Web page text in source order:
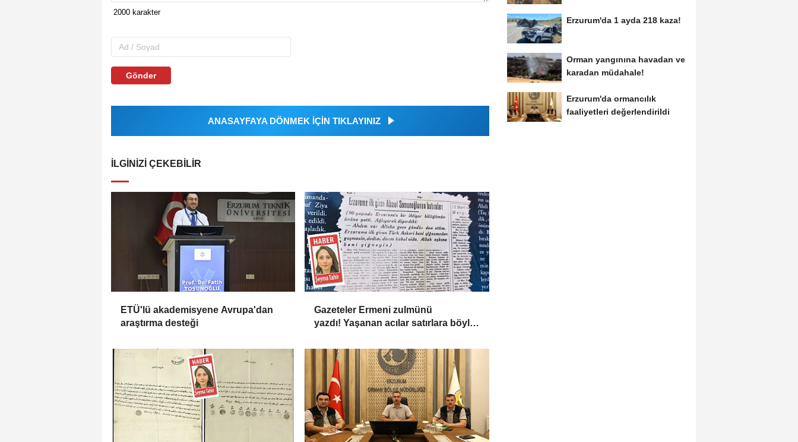
Gönder
ANASAYFAYA DÖNMEK İÇİN TIKLAYINIZ
İLGINIZI ÇEKEBILIR
ETÜ'lü akademisyene Avrupa'dan
araştırma desteği
Gazeteler Ermeni zulmünü
yazdı! Yaşanan acılar satırlara böyle
Erzurum'da 1 ayda 218 kaza!
Orman yangınına havadan ve
karadan müdahale!
Erzurum'da ormancılık
faaliyetleri değerlendirildi